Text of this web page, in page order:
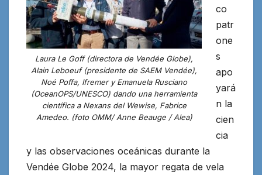
Laura Le Goff (directora de Vendée Globe),
Alain Leboeuf (presidente de SAEM Vendée),
Noé Poffa, Ifremer y Emanuela Rusciano
(OceanOPS/UNESCO) dando una herramienta
científica a Nexans del Wewise, Fabrice
Amedeo. (foto OMM/ Anne Beauge / Alea)
co
patr
one
s
apo
yará
n la
cien
cia
y las observaciones oceánicas durante la
Vendée Globe 2024, la mayor regata de vela